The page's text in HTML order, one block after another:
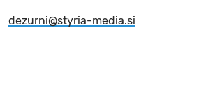
dezurni@styria-media.si